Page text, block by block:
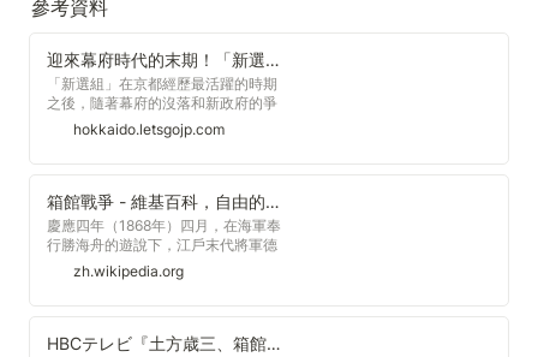
參考資料
迎來幕府時代的末期！「新選組」函館歷史巡禮
「新選組」在京都經歷最活躍的時期
之後，隨著幕府的沒落和新政府的爭
戰，一路轉戰到了北海道的函館。隸
屬於會津藩下的新選組在此漸漸邁向
衰頹，但依然留下許多值得一觀的歷
史痕跡。一起來北海道走一趟新選組
之旅！
hokkaido.letsgojp.com
箱館戰爭 - 維基百科，自由的百科全書
慶應四年（1868年）四月，在海軍奉
行勝海舟的遊說下，江戶末代將軍德
川慶喜同意投降，交出江戶城。在江
戶無血開城後，戊辰戰爭的主舞台便
轉移到了日本的北陸、東北，而德川
宗家也被減封至駿府藩70萬石，德川
慶喜也將家督讓與他的養子德川家達
zh.wikipedia.org
HBCテレビ『土方歳三、箱館に死す！』2020年9月27日（日）放送